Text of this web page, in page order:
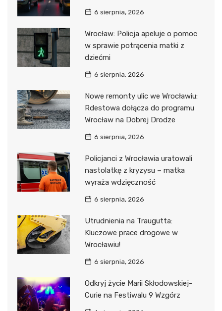
6 sierpnia, 2026
Wrocław: Policja apeluje o pomoc
w sprawie potrącenia matki z
dziećmi
6 sierpnia, 2026
Nowe remonty ulic we Wrocławiu:
Rdestowa dołącza do programu
Wrocław na Dobrej Drodze
6 sierpnia, 2026
Policjanci z Wrocławia uratowali
nastolatkę z kryzysu – matka
wyraża wdzięczność
6 sierpnia, 2026
Utrudnienia na Traugutta:
Kluczowe prace drogowe w
Wrocławiu!
6 sierpnia, 2026
Odkryj życie Marii Skłodowskiej-
Curie na Festiwalu 9 Wzgórz